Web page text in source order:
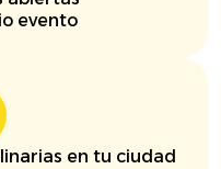
evento
en tu ciudad